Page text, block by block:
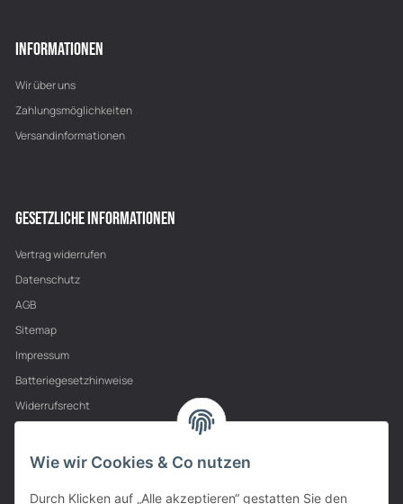
INFORMATIONEN
Wir über uns
Zahlungsmöglichkeiten
Versandinformationen
GESETZLICHE INFORMATIONEN
Vertrag widerrufen
Datenschutz
AGB
Sitemap
Impressum
Batteriegesetzhinweise
Widerrufsrecht
PARTNER
Wie wir Cookies & Co nutzen
Durch Klicken auf „Alle akzeptieren“ gestatten Sie den